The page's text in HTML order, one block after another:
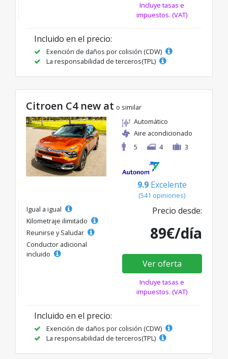
Incluye tasas e
impuestos. (VAT)
Incluido en el precio:
Exención de daños por colisión (CDW)
La responsabilidad de terceros(TPL)
Citroen C4 new at o similar
Automático
Aire acondicionado
5
4 3
9.9 Excelente
(541 opiniones)
Igual a igual
Kilometraje ilimitado
Reunirse y Saludar
Conductor adicional
incluido
Precio desde:
89€/día
Ver oferta
Incluye tasas e
impuestos. (VAT)
Incluido en el precio:
Exención de daños por colisión (CDW)
La responsabilidad de terceros(TPL)